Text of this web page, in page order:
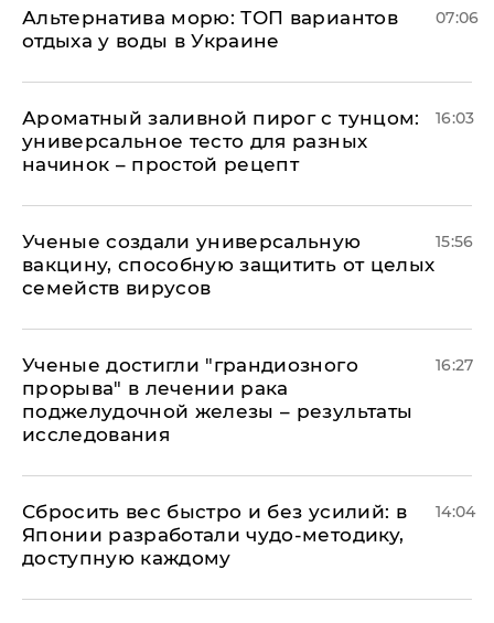
Альтернатива морю: ТОП вариантов
отдыха у воды в Украине
07:06
Ароматный заливной пирог с тунцом:
универсальное тесто для разных
начинок – простой рецепт
16:03
Ученые создали универсальную
вакцину, способную защитить от целых
семейств вирусов
15:56
Ученые достигли "грандиозного
прорыва" в лечении рака
поджелудочной железы – результаты
исследования
16:27
Сбросить вес быстро и без усилий: в
Японии разработали чудо-методику,
доступную каждому
14:04